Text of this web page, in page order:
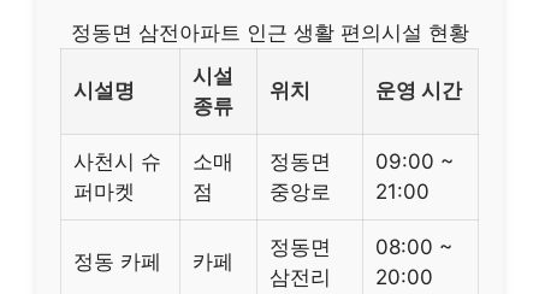
정동면 삼전아파트 인근 생활 편의시설 현황
시설명
시설
종류
위치 운영 시간
사천시 슈
퍼마켓
소매
점
정동면
중앙로
09:00 ~
21:00
정동 카페 카페
정동면
삼전리
08:00 ~
20:00